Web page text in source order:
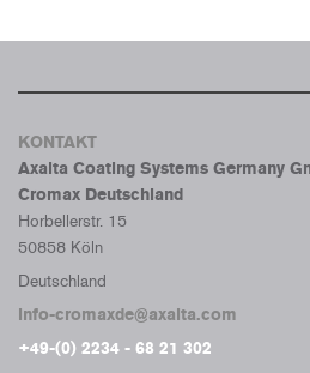
KONTAKT
Axalta Coating Systems Germany
Cromax Deutschland
Horbellerstr. 15
50858 Köln
Deutschland
info-cromaxde@axalta.com
+49-(0) 2234 - 68 21 302